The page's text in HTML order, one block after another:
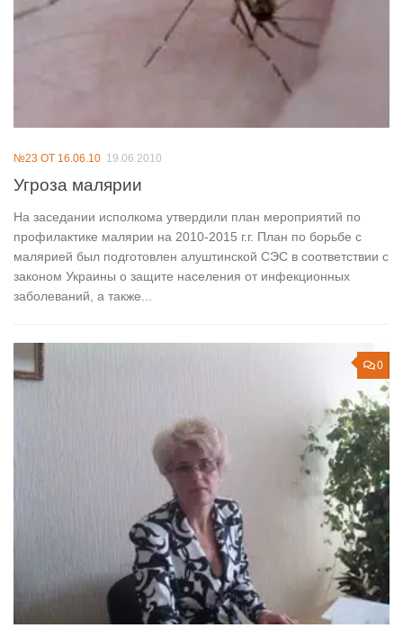
№23 ОТ 16.06.10 19.06.2010
Угроза малярии
На заседании исполкома утвердили план мероприятий по
профилактике малярии на 2010-2015 г.г. План по борьбе с
малярией был подготовлен алуштинской СЭС в соответствии с
законом Украины о защите населения от инфекционных
заболеваний, а также...
0